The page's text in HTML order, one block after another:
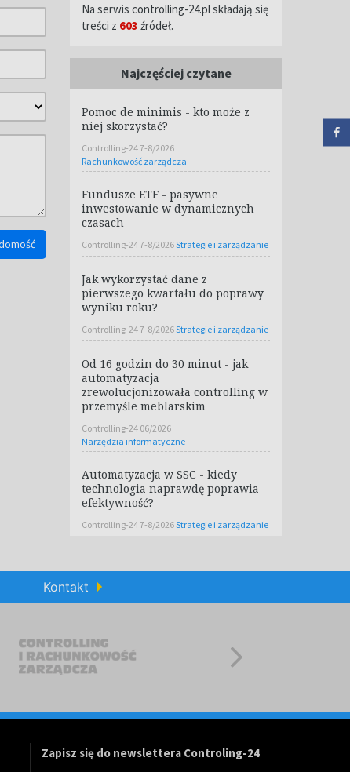
Na serwis controlling-24.pl składają się
treści z 603 źródeł.
Najczęściej czytane
Pomoc de minimis - kto może z
niej skorzystać?
Controlling-24 7-8/2026
Rachunkowość zarządcza
Fundusze ETF - pasywne
inwestowanie w dynamicznych
czasach
Controlling-24 7-8/2026Strategie i zarządzanie
Jak wykorzystać dane z
pierwszego kwartału do poprawy
wyniku roku?
Controlling-24 7-8/2026Strategie i zarządzanie
Od 16 godzin do 30 minut - jak
automatyzacja
zrewolucjonizowała controlling w
przemyśle meblarskim
Controlling-24 06/2026
Narzędzia informatyczne
Automatyzacja w SSC - kiedy
technologia naprawdę poprawia
efektywność?
Controlling-24 7-8/2026Strategie i zarządzanie
Kontakt
Zapisz się do newslettera Controling-24